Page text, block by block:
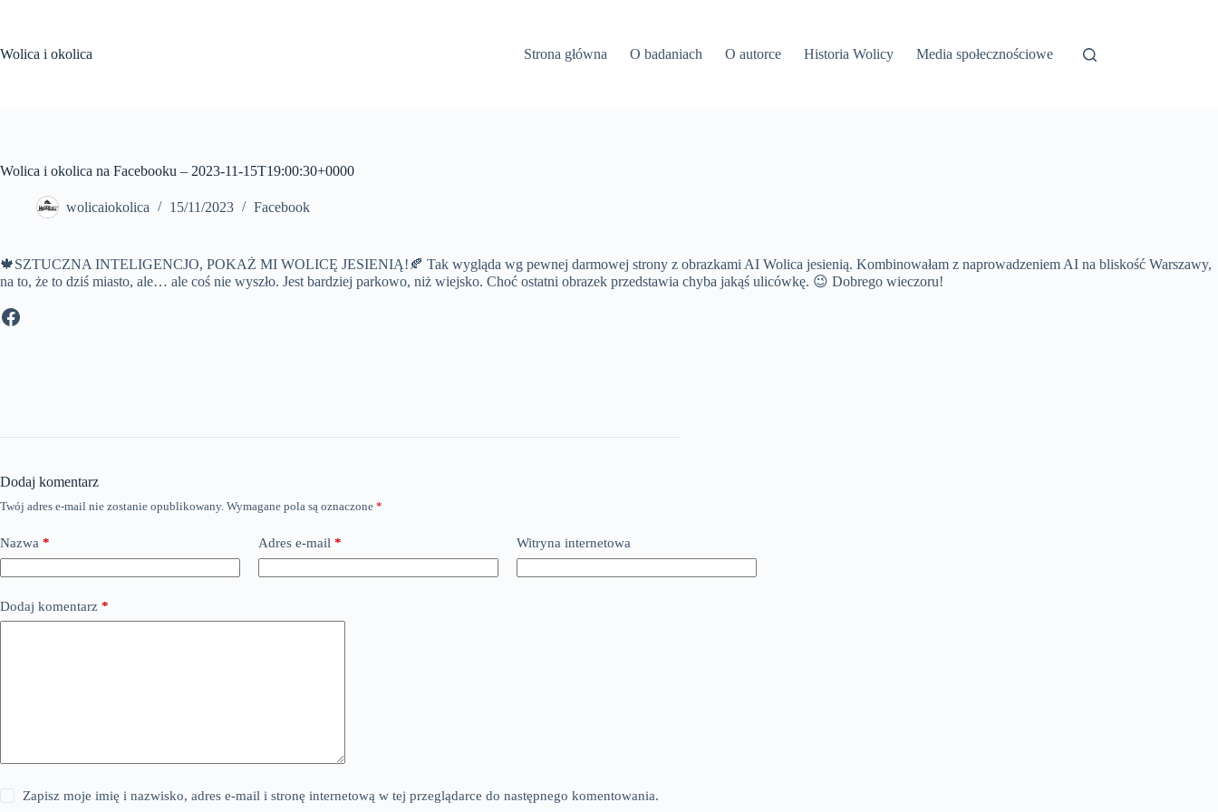
Wolica i okolica
Strona główna O badaniach O autorce Historia Wolicy Media społecznościowe
Wolica i okolica na Facebooku – 2023-11-15T19:00:30+0000
wolicaiokolica 15/11/2023 Facebook
🍁SZTUCZNA INTELIGENCJO, POKAŻ MI WOLICĘ JESIENIĄ!🍂 Tak wygląda wg pewnej darmowej strony z obrazkami AI Wolica jesienią. Kombinowałam z naprowadzeniem AI na bliskość Warszawy,
na to, że to dziś miasto, ale… ale coś nie wyszło. Jest bardziej parkowo, niż wiejsko. Choć ostatni obrazek przedstawia chyba jakąś ulicówkę. 😉 Dobrego wieczoru!
Facebook
Dodaj komentarz
Twój adres e-mail nie zostanie opublikowany. Wymagane pola są oznaczone *
Nazwa * Adres e-mail * Witryna internetowa
Dodaj komentarz *
Zapisz moje imię i nazwisko, adres e-mail i stronę internetową w tej przeglądarce do następnego komentowania.